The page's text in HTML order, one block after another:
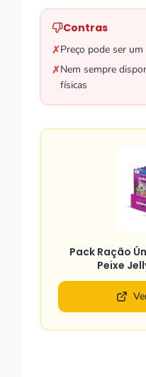
Contras
✗Preço pode ser
✗Nem sempre
físicas
Pack Ração
Peixe